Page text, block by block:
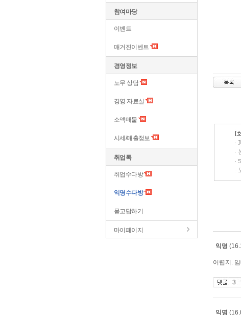
참여마당
이벤트
매거진이벤트
경영정보
노무 상담
경영 자료실
소액매물
시세/매출정보
취업톡
취업수다방
익명수다방
묻고답하기
마이페이지